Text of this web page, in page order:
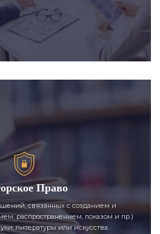
Право
связанных с созданием и
распространением, показом и пр.)
литературы или искусства.